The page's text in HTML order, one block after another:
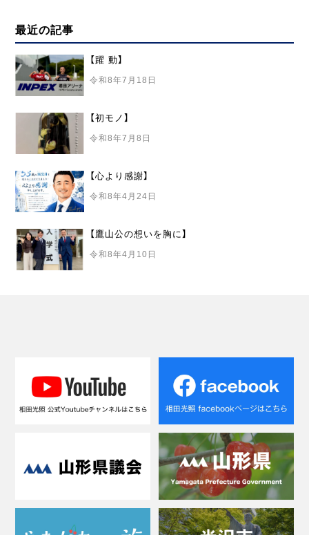
最近の記事
【躍 動】
令和8年7月18日
【初モノ】
令和8年7月8日
【心より感謝】
令和8年4月24日
【鷹山公の想いを胸に】
令和8年4月10日